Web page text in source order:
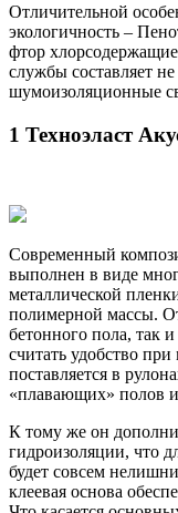
Отличительной
экологичность –
фтор
службы составляет
шумоизоляционные
1 Техноэласт
Современный
выполнен в виде
металлической
полимерной массы.
бетонного пола, так
считать удобство
поставляется в
«плавающих» полов
К тому же он
гидроизоляции, что
будет совсем
клеевая основа